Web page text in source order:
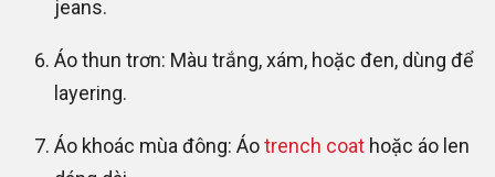
jeans.
Áo thun trơn: Màu trắng, xám, hoặc đen, dùng để
layering.
Áo khoác mùa đông: Áotrench coat hoặc áo len